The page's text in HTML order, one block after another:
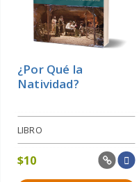
¿Por Qué la
Natividad?
LIBRO
$10